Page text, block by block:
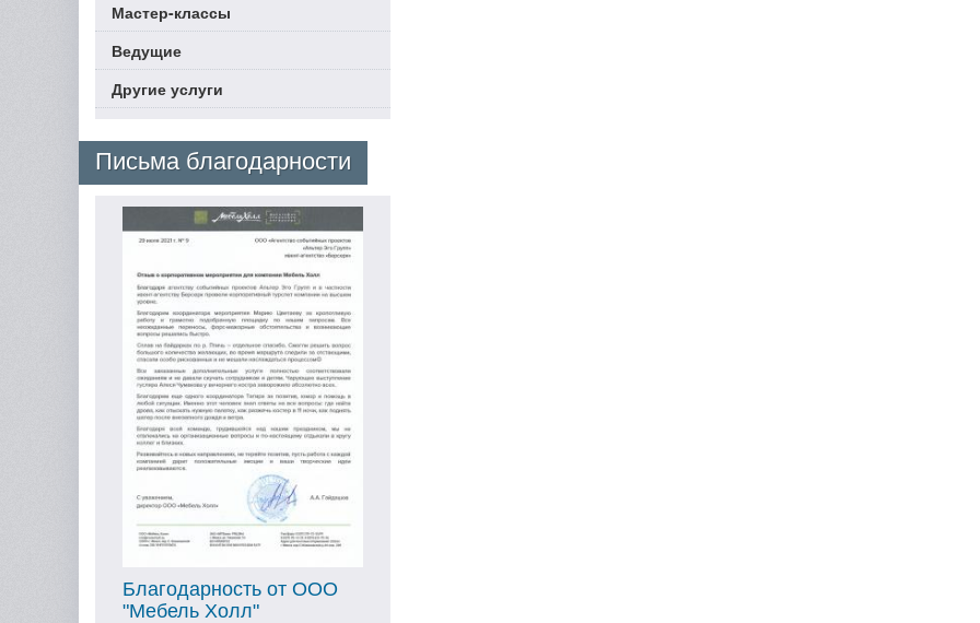
Мастер-классы
Ведущие
Другие услуги
Письма благодарности
Благодарность от ООО
"Мебель Холл"